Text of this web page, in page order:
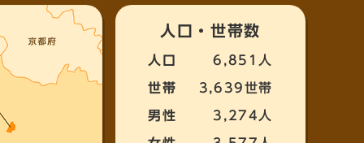
人口・世帯数
人口 6,851人
世帯 3,639世帯
男性 3,274人